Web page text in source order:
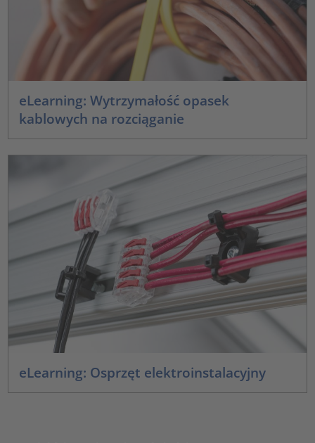
eLearning: Wytrzymałość opasek
kablowych na rozciąganie
eLearning: Osprzęt elektroinstalacyjny